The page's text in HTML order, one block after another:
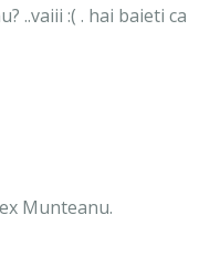
..vaiii :( . hai baieti ca
Munteanu.